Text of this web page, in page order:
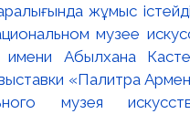
жұмыс
музее
имени Абылхана
«Палитра
музея